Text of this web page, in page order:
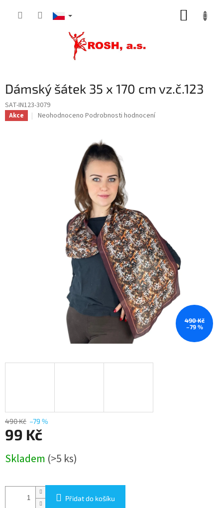
Dámský šátek 35 x 170 cm vz.č.123
SAT-IN123-3079
Akce
Průměrné
Neohodnoceno Podrobnosti hodnocení
490 Kč
–79 %
490 Kč –79 %
99 Kč
cena:
Skladem (>5 ks)
Přidat do košíku